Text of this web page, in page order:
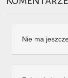
Nie ma